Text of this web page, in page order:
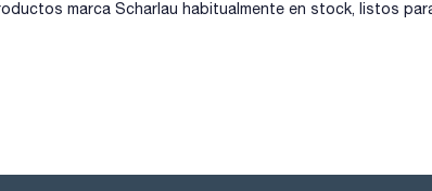
ml [53-19-0]
ml [3424-82-6]
marca Scharlau habitualmente en stock, listos